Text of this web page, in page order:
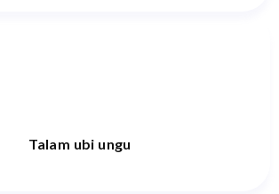
Talam ubi ungu